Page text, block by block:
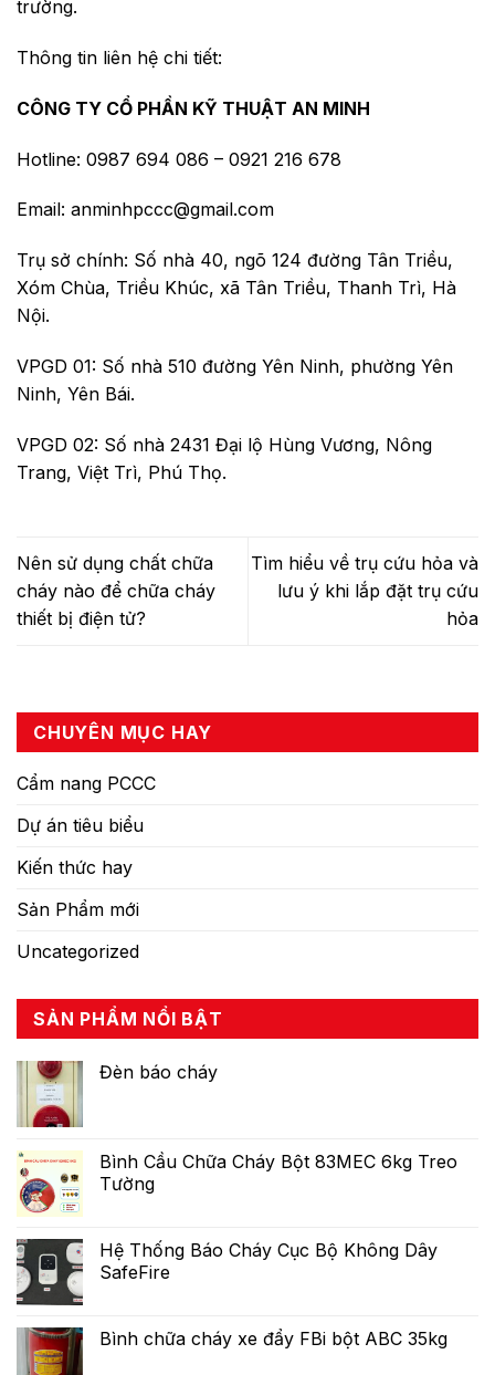
trường.
Thông tin liên hệ chi tiết:
CÔNG TY CỔ PHẦN KỸ THUẬT AN MINH
Hotline: 0987 694 086 – 0921 216 678
Email: anminhpccc@gmail.com
Trụ sở chính: Số nhà 40, ngõ 124 đường Tân Triều,
Xóm Chùa, Triều Khúc, xã Tân Triều, Thanh Trì, Hà
Nội.
VPGD 01: Số nhà 510 đường Yên Ninh, phường Yên
Ninh, Yên Bái.
VPGD 02: Số nhà 2431 Đại lộ Hùng Vương, Nông
Trang, Việt Trì, Phú Thọ.
Nên sử dụng chất chữa
cháy nào để chữa cháy
thiết bị điện tử?
Tìm hiểu về trụ cứu hỏa và
lưu ý khi lắp đặt trụ cứu
hỏa
CHUYÊN MỤC HAY
Cẩm nang PCCC
Dự án tiêu biểu
Kiến thức hay
Sản Phẩm mới
Uncategorized
SẢN PHẨM NỔI BẬT
Đèn báo cháy
Bình Cầu Chữa Cháy Bột 83MEC 6kg Treo
Tường
Hệ Thống Báo Cháy Cục Bộ Không Dây
SafeFire
Bình chữa cháy xe đẩy FBi bột ABC 35kg